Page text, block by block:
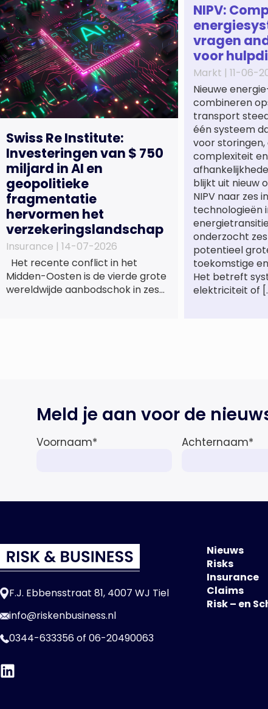
Swiss Re Institute:
Investeringen van $ 750
miljard in AI en
geopolitieke
fragmentatie
hervormen het
verzekeringslandschap
Insurance | 14-07-2026
Het recente conflict in het
Midden-Oosten is de vierde grote
wereldwijde aanbodschok in zes
wereldwijd naar verwachting
afnemen tot 1,3% in reële termen
NIPV:
vragen
voor
Markt | 11-06-
Nieuwe
combineren
transport
één systeem
voor
complexiteit
blijkt uit nieuw
NIPV naar zes
technologieën
onderzocht
potentieel
toekomstige
Het betreft
elektriciteit of
Meld je aan voor de
Voornaam* Achternaam*
F.J. Ebbensstraat 81, 4007 WJ Tiel
info@riskenbusiness.nl
0344-633356of 06-20490063
Nieuws
Risks
Insurance
Claims
Risk – en